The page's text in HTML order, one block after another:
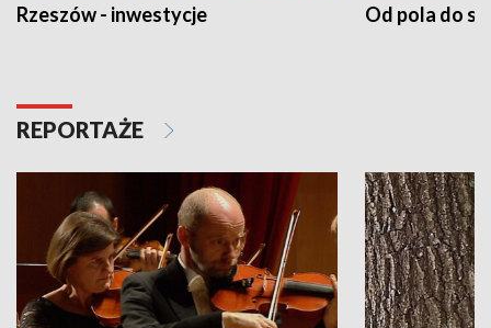
Rzeszów - inwestycje Od pola do
REPORTAŻE